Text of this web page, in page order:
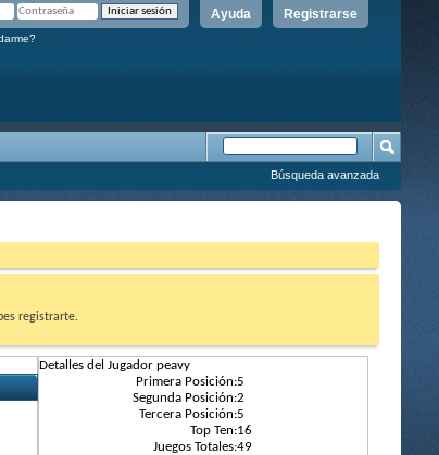
Registrarse
Ayuda
Búsqueda avanzada
registrarte.
Detalles del Jugador peavy
Primera Posición:5
Segunda Posición:2
Tercera Posición:5
Top Ten:16
Juegos Totales:49